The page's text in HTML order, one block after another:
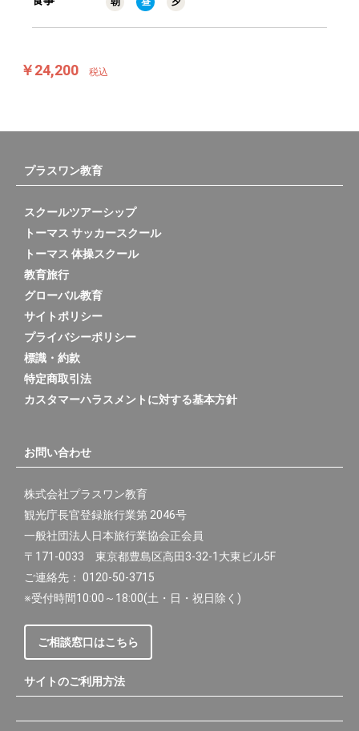
￥24,200 税込
プラスワン教育
スクールツアーシップ
トーマス サッカースクール
トーマス 体操スクール
教育旅行
グローバル教育
サイトポリシー
プライバシーポリシー
標識・約款
特定商取引法
カスタマーハラスメントに対する基本方針
お問い合わせ
株式会社プラスワン教育
観光庁長官登録旅行業第 2046号
一般社団法人日本旅行業協会正会員
〒171-0033 東京都豊島区高田3-32-1大東ビル5F
ご連絡先： 0120-50-3715
※受付時間10:00～18:00(土・日・祝日除く)
ご相談窓口はこちら
サイトのご利用方法